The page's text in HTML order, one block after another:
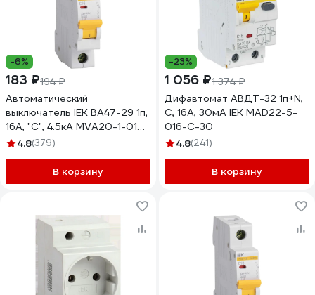
-6%
183 ₽194 ₽
Автоматический
выключатель IEK ВА47-29 1п,
16А, "С", 4.5кА MVA20-1-016-
C 4.8(379)
В корзину
-23%
1 056 ₽1 374 ₽
Дифавтомат АВДТ-32 1п+N,
C, 16А, 30мА IEK MAD22-5-
016-C-30
4.8(241)
В корзину